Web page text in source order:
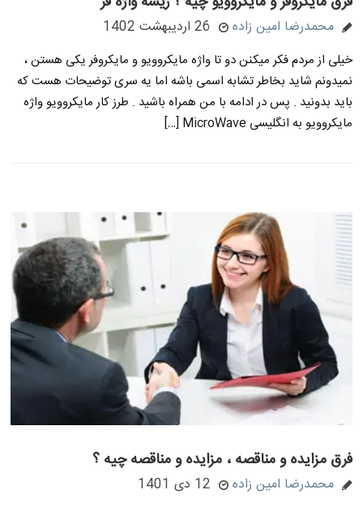
محمدرضا امین زاده 26 اردیبهشت 1402
خیلی از مردم فکر میکنن دو تا واژه مایکروویو و مایکروفر یکی هستن ،
نمیدونم شاید بخاطر تشابه اسمی باشه اما یه سری توضیحات هست که
باید بدونید . پس در ادامه با من همراه باشید . طرز کار مایکروویو واژه
مایکروویو به انگلیسی MicroWave […]
فرق مزایده و مناقصه ، مزایده و مناقصه چیه ؟
محمدرضا امین زاده 12 دی 1401